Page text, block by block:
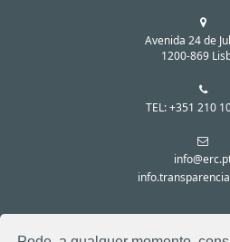
Avenida 24 de
1200-869
TEL: +351 210